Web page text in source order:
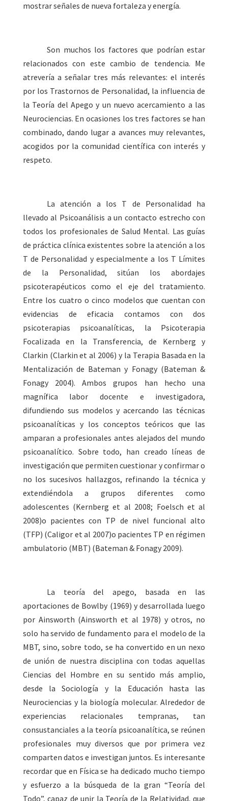
mostrar señales de nueva fortaleza y energía.
Son muchos los factores que podrían estar
relacionados con este cambio de tendencia. Me
atrevería a señalar tres más relevantes: el interés
por los Trastornos de Personalidad, la influencia de
la Teoría del Apego y un nuevo acercamiento a las
Neurociencias. En ocasiones los tres factores se han
combinado, dando lugar a avances muy relevantes,
acogidos por la comunidad científica con interés y
respeto.
La atención a los T de Personalidad ha
llevado al Psicoanálisis a un contacto estrecho con
todos los profesionales de Salud Mental. Las guías
de práctica clínica existentes sobre la atención a los
T de Personalidad y especialmente a los T Límites
de la Personalidad, sitúan los abordajes
psicoterapéuticos como el eje del tratamiento.
Entre los cuatro o cinco modelos que cuentan con
evidencias de eficacia contamos con dos
psicoterapias psicoanalíticas, la Psicoterapia
Focalizada en la Transferencia, de Kernberg y
Clarkin (Clarkin et al 2006) y la Terapia Basada en la
Mentalización de Bateman y Fonagy (Bateman &
Fonagy 2004). Ambos grupos han hecho una
magnífica labor docente e investigadora,
difundiendo sus modelos y acercando las técnicas
psicoanalíticas y los conceptos teóricos que las
amparan a profesionales antes alejados del mundo
psicoanalítico. Sobre todo, han creado líneas de
investigación que permiten cuestionar y confirmar o
no los sucesivos hallazgos, refinando la técnica y
extendiéndola a grupos diferentes como
adolescentes (Kernberg et al 2008; Foelsch et al
2008)o pacientes con TP de nivel funcional alto
(TFP) (Caligor et al 2007)o pacientes TP en régimen
ambulatorio (MBT) (Bateman & Fonagy 2009).
La teoría del apego, basada en las
aportaciones de Bowlby (1969) y desarrollada luego
por Ainsworth (Ainsworth et al 1978) y otros, no
solo ha servido de fundamento para el modelo de la
MBT, sino, sobre todo, se ha convertido en un nexo
de unión de nuestra disciplina con todas aquellas
Ciencias del Hombre en su sentido más amplio,
desde la Sociología y la Educación hasta las
Neurociencias y la biología molecular. Alrededor de
experiencias relacionales tempranas, tan
consustanciales a la teoría psicoanalítica, se reúnen
profesionales muy diversos que por primera vez
comparten datos e investigan juntos. Es interesante
recordar que en Física se ha dedicado mucho tiempo
y esfuerzo a la búsqueda de la gran “Teoría del
Todo”, capaz de unir la Teoría de la Relatividad, que